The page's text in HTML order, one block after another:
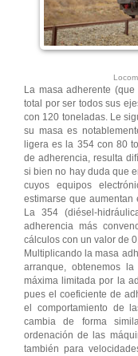
La masa adherente
total por ser todos sus
con 120 toneladas. Le
su masa es
ligera es la 354 con 80
de adherencia, resulta
si bien no hay duda que
cuyos equipos
estimarse que
La 354 (diésel-
adherencia más
cálculos con un valor de
Multiplicando la masa
arranque, obtenemos
máxima limitada por la
pues el coeficiente de
el comportamiento de
cambia de forma
ordenación de las
también para